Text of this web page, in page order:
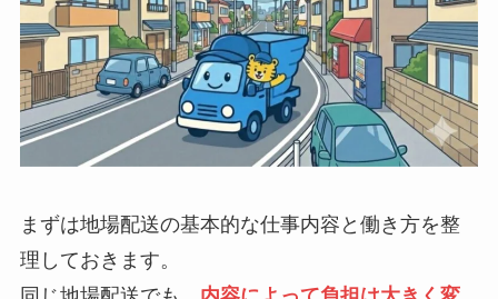
まずは地場配送の基本的な仕事内容と働き方を整
理しておきます。